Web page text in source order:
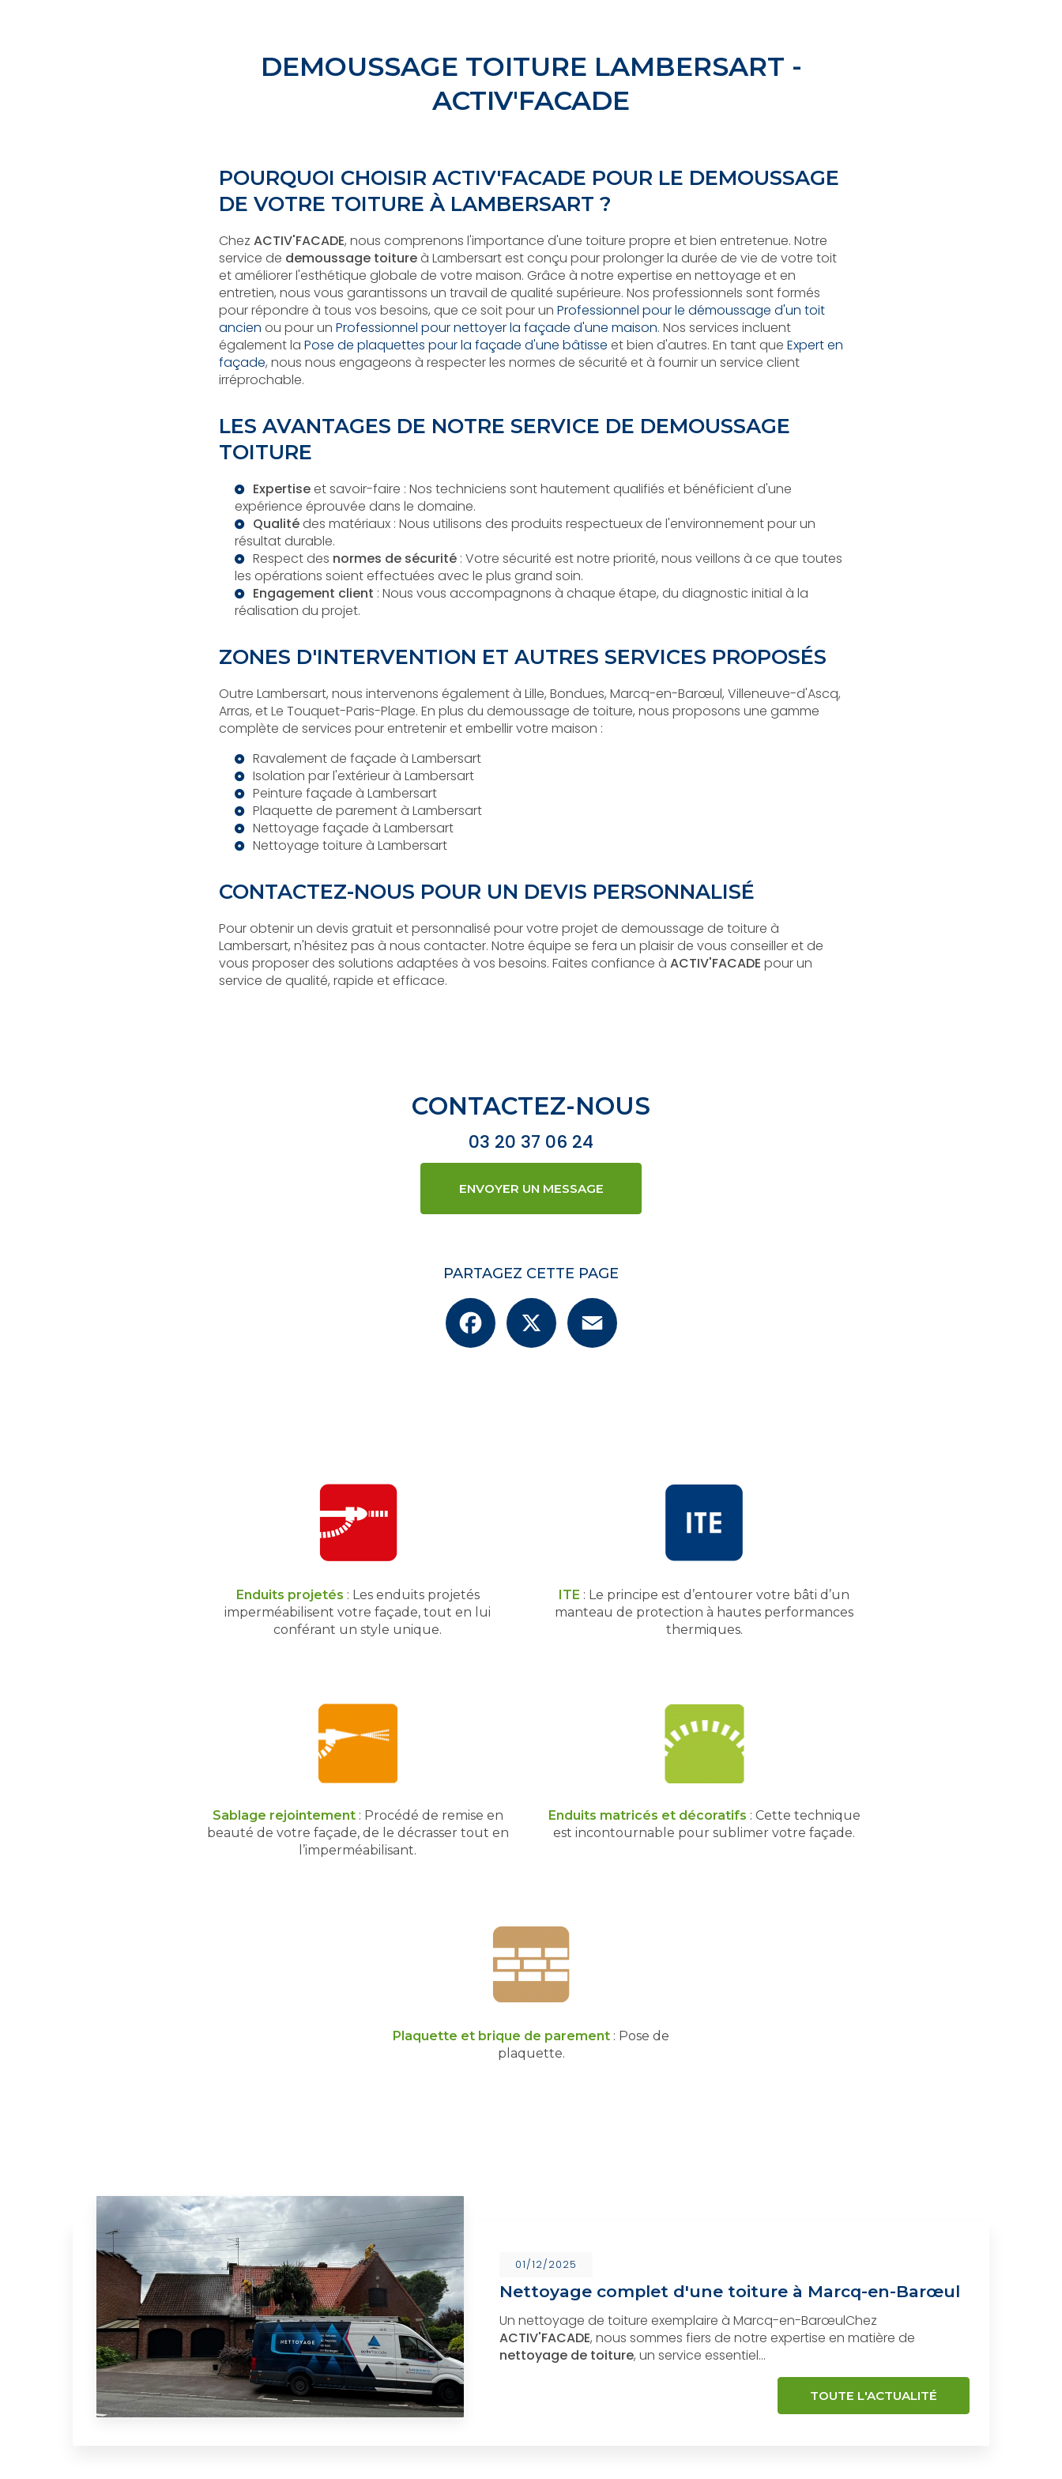
DEMOUSSAGE TOITURE LAMBERSART -
ACTIV'FACADE
POURQUOI CHOISIR ACTIV'FACADE POUR LE DEMOUSSAGE
DE VOTRE TOITURE À LAMBERSART ?
Chez ACTIV'FACADE, nous comprenons l'importance d'une toiture propre et bien entretenue. Notre
service de demoussage toitureà Lambersart est conçu pour prolonger la durée de vie de votre toit
et améliorer l'esthétique globale de votre maison. Grâce à notre expertise en nettoyage et en
entretien, nous vous garantissons un travail de qualité supérieure. Nos professionnels sont formés
pour répondre à tous vos besoins, que ce soit pour un Professionnel pour le démoussage d'un toit
ancien ou pour un Professionnel pour nettoyer la façade d'une maison. Nos services incluent
également la Pose de plaquettes pour la façade d'une bâtisse et bien d'autres. En tant que Expert en
façade, nous nous engageons à respecter les normes de sécurité et à fournir un service client
irréprochable.
LES AVANTAGES DE NOTRE SERVICE DE DEMOUSSAGE
TOITURE
Expertiseet savoir-faire : Nos techniciens sont hautement qualifiés et bénéficient d'une
expérience éprouvée dans le domaine.
Qualitédes matériaux : Nous utilisons des produits respectueux de l'environnement pour un
résultat durable.
Respect des normes de sécurité : Votre sécurité est notre priorité, nous veillons à ce que toutes
les opérations soient effectuées avec le plus grand soin.
Engagement client : Nous vous accompagnons à chaque étape, du diagnostic initial à la
réalisation du projet.
ZONES D'INTERVENTION ET AUTRES SERVICES PROPOSÉS
Outre Lambersart, nous intervenons également à Lille, Bondues, Marcq-en-Barœul, Villeneuve-d'Ascq,
Arras, et Le Touquet-Paris-Plage. En plus du demoussage de toiture, nous proposons une gamme
complète de services pour entretenir et embellir votre maison :
Ravalement de façade à Lambersart
Isolation par l'extérieur à Lambersart
Peinture façade à Lambersart
Plaquette de parement à Lambersart
Nettoyage façade à Lambersart
Nettoyage toiture à Lambersart
CONTACTEZ-NOUS POUR UN DEVIS PERSONNALISÉ
Pour obtenir un devis gratuit et personnalisé pour votre projet de demoussage de toiture à
Lambersart, n'hésitez pas à nous contacter. Notre équipe se fera un plaisir de vous conseiller et de
vous proposer des solutions adaptées à vos besoins. Faites confiance à ACTIV'FACADE pour un
service de qualité, rapide et efficace.
CONTACTEZ-NOUS
03 20 37 06 24
ENVOYER UN MESSAGE
PARTAGEZ CETTE PAGE
Facebook
Enduits projetés : Les enduits projetés
imperméabilisent votre façade, tout en lui
conférant un style unique.
ITE : Le principe est d’entourer votre bâti d’un
manteau de protection à hautes performances
thermiques.
Sablage rejointement: Procédé de remise en
beauté de votre façade, de le décrasser tout en
l’imperméabilisant.
Enduits matricés et décoratifs : Cette technique
est incontournable pour sublimer votre façade.
Plaquette et brique de parement : Pose de
plaquette.
01/12/2025
Nettoyage complet d'une toiture à Marcq-en-Barœul
Un nettoyage de toiture exemplaire à Marcq-en-BarœulChez
ACTIV'FACADE, nous sommes fiers de notre expertise en matière de
nettoyage de toiture, un service essentiel…
TOUTE L'ACTUALITÉ